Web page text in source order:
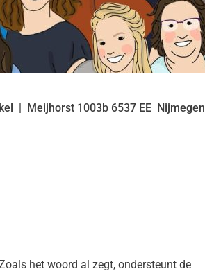
Meijhorst 1003b 6537 EE Nijmegen
het woord al zegt, ondersteunt de